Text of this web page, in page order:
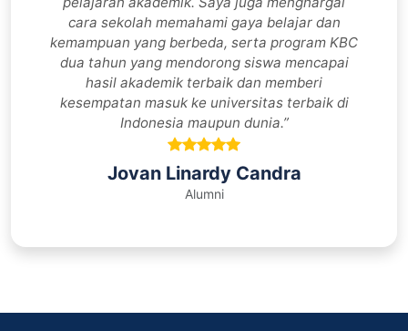
cara sekolah memahami gaya belajar dan
kemampuan yang berbeda, serta program KBC
dua tahun yang mendorong siswa mencapai
hasil akademik terbaik dan memberi
kesempatan masuk ke universitas terbaik di
Indonesia maupun dunia.”
Jovan Linardy Candra
Alumni